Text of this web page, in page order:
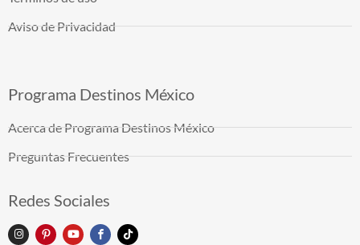
Aviso de Privacidad
Programa Destinos México
Acerca de Programa Destinos México
Preguntas Frecuentes
Redes Sociales